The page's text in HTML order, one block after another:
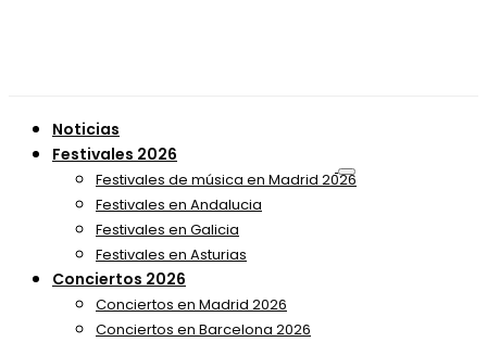
Noticias
Festivales 2026
Festivales de música en Madrid 2026
Festivales en Andalucia
Festivales en Galicia
Festivales en Asturias
Conciertos 2026
Conciertos en Madrid 2026
Conciertos en Barcelona 2026